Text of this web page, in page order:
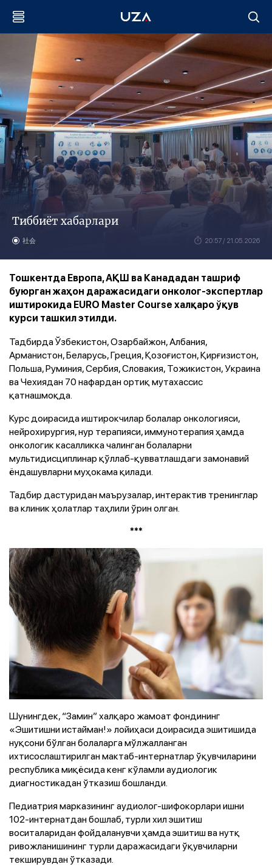
Тиббиёт хабарлари
社会 20:57 / 21.05.2026
Тошкентда Европа, АҚШ ва Канададан ташриф
буюрган жаҳон даражасидаги онколог-экспертлар
иштирокида EURO Master Course халқаро ўқув
курси ташкил этилди.
Тадбирда Ўзбекистон, Озарбайжон, Албания,
Арманистон, Беларусь, Греция, Қозоғистон, Қирғизистон,
Польша, Руминия, Сербия, Словакия, Тожикистон, Украина
ва Чехиядан 70 нафардан ортиқ мутахассис
қатнашмоқда.
Курс доирасида иштирокчилар болалар онкологияси,
нейрохирургия, нур терапияси, иммунотерапия ҳамда
онкологик касалликка чалинган болаларни
мультидисциплинар қўллаб-қувватлашдаги замонавий
ёндашувларни муҳокама қилади.
Тадбир дастуридан маърузалар, интерактив тренинглар
ва клиник ҳолатлар таҳлили ўрин олган.
***
Шунингдек, “Замин” халқаро жамоат фондининг
«Эшитишни истайман!» лойиҳаси доирасида эшитишида
нуқсони бўлган болаларга мўлжалланган
ихтисослаштирилган мактаб-интернатлар ўқувчиларини
республика миқёсида кенг кўламли аудиологик
диагностикадан ўтказиш бошланди.
Педиатрия марказининг аудиолог-шифокорлари ишни
102-интернатдан бошлаб, турли хил эшитиш
воситаларидан фойдаланувчи ҳамда эшитиш ва нутқ
ривожланишининг турли даражасидаги ўқувчиларни
текширувдан ўтказади.